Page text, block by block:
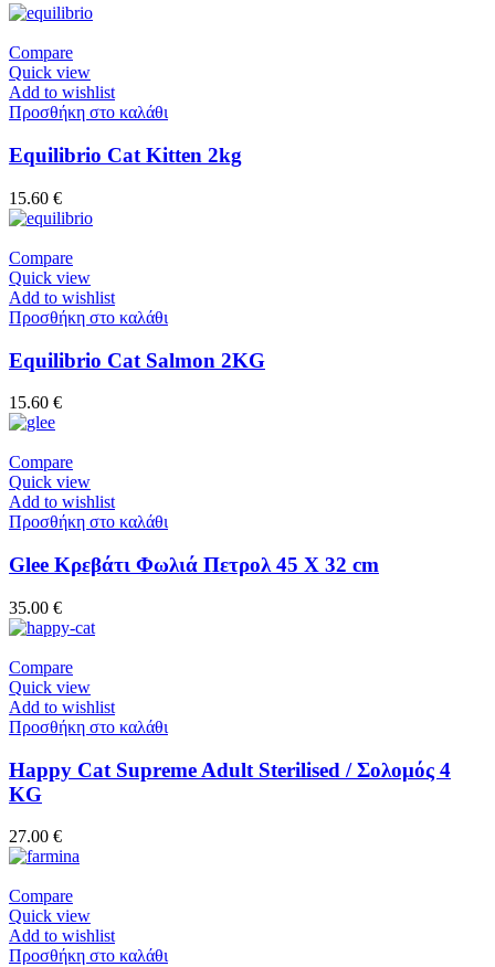
Compare
Quick view
Add to wishlist
Προσθήκη στο καλάθι
Equilibrio Cat Kitten 2kg
15.60 €
Compare
Quick view
Add to wishlist
Προσθήκη στο καλάθι
Equilibrio Cat Salmon 2KG
15.60 €
Compare
Quick view
Add to wishlist
Προσθήκη στο καλάθι
Glee Κρεβάτι Φωλιά Πετρολ 45 Χ 32 cm
35.00 €
Compare
Quick view
Add to wishlist
Προσθήκη στο καλάθι
Happy Cat Supreme Adult Sterilised / Σολομός 4
KG
27.00 €
Compare
Quick view
Add to wishlist
Προσθήκη στο καλάθι